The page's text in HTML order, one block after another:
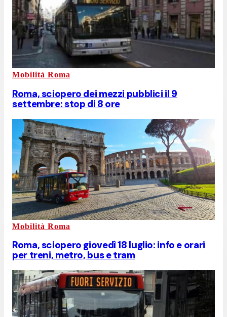
Mobilità Roma
Roma, sciopero dei mezzi pubblici il 9
settembre: stop di 8 ore
Mobilità Roma
Roma, sciopero giovedì 18 luglio: info e orari
per treni, metro, bus e tram